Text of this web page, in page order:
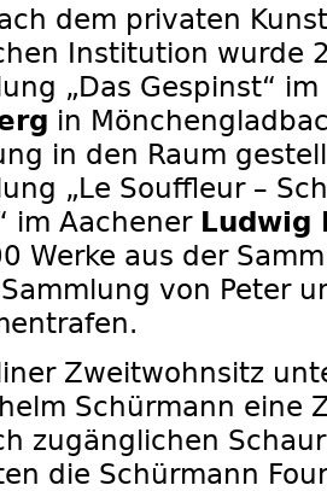
dem privaten
Institution wurde
„Das Gespinst“ im
in
in den Raum
„Le Souffleur –
im Aachener Ludwig
Werke aus der
von Peter
Zweitwohnsitz
Schürmann eine
zugänglichen
die Schürmann